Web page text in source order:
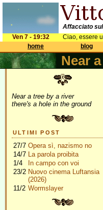
Affacciato
Ven 7 - 19:32
Ciao, essere
home
blog
Near
Near a tree by a river
there's a hole in the ground
ULTIMI POST
27/7 Opera sì, nazismo no
14/7 La parola proibita
1/4
In campo con voi
23/2 Nuovo cinema Luftansia
(2026)
11/2 Wormslayer